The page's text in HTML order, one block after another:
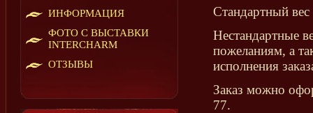
ИНФОРМАЦИЯ
ФОТО С ВЫСТАВКИ
INTERCHARM
ОТЗЫВЫ
Стандартный вес
Нестандартные
пожеланиям, а
исполнения
Заказ можно
77.